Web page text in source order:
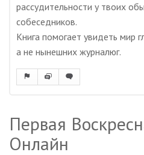
рассудительности у твоих
собеседников.
Книга помогает увидеть мир
а не нынешних журналюг.
Первая
Онлайн